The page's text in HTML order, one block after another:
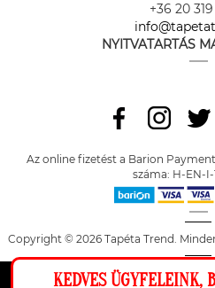
+36 20
NYITVATARTÁS
Az online fizetést a Barion
száma: H-EN-I-
Copyright © 2026 Tapéta Trend.
KEDVES ÜGYFELEINK,